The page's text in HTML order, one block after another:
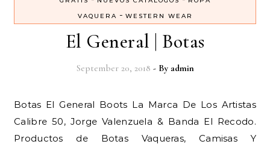
VAQUERA - WESTERN WEAR
El General | Botas
September 20, 2018 - By admin
Botas El General Boots La Marca De Los Artistas
Calibre 50, Jorge Valenzuela & Banda El Recodo.
Productos de Botas Vaqueras, Camisas Y